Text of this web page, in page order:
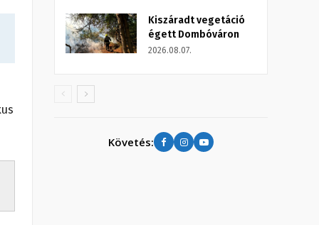
Kiszáradt vegetáció
égett Dombóváron
2026.08.07.
Követés: